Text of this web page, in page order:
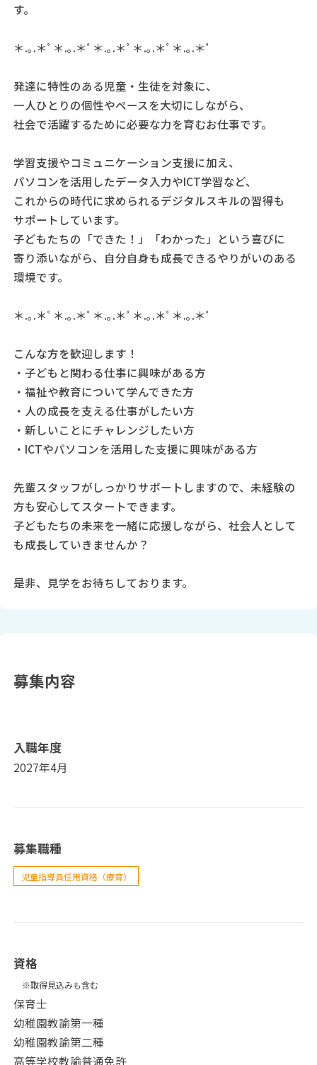
す。
＊.｡.＊ﾟ＊.｡.＊ﾟ＊.｡.＊ﾟ＊.｡.＊ﾟ＊.｡.＊ﾟ
発達に特性のある児童・生徒を対象に、
一人ひとりの個性やペースを大切にしながら、
社会で活躍するために必要な力を育むお仕事です。
学習支援やコミュニケーション支援に加え、
パソコンを活用したデータ入力やICT学習など、
これからの時代に求められるデジタルスキルの習得も
サポートしています。
子どもたちの「できた！」「わかった」という喜びに
寄り添いながら、自分自身も成長できるやりがいのある
環境です。
＊.｡.＊ﾟ＊.｡.＊ﾟ＊.｡.＊ﾟ＊.｡.＊ﾟ＊.｡.＊ﾟ
こんな方を歓迎します！
・子どもと関わる仕事に興味がある方
・福祉や教育について学んできた方
・人の成長を支える仕事がしたい方
・新しいことにチャレンジしたい方
・ICTやパソコンを活用した支援に興味がある方
先輩スタッフがしっかりサポートしますので、未経験の
方も安心してスタートできます。
子どもたちの未来を一緒に応援しながら、社会人として
も成長していきませんか？
是非、見学をお待ちしております。
募集内容
入職年度
2027年4月
募集職種
児童指導員任用資格（療育）
資格
※取得見込みも含む
保育士
幼稚園教諭第一種
幼稚園教諭第二種
高等学校教諭普通免許